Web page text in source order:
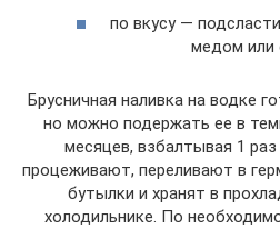
по вкусу —
медом или
Брусничная наливка на водке
но можно подержать ее в
месяцев, взбалтывая 1
процеживают, переливают в
бутылки и хранят в
холодильнике. По